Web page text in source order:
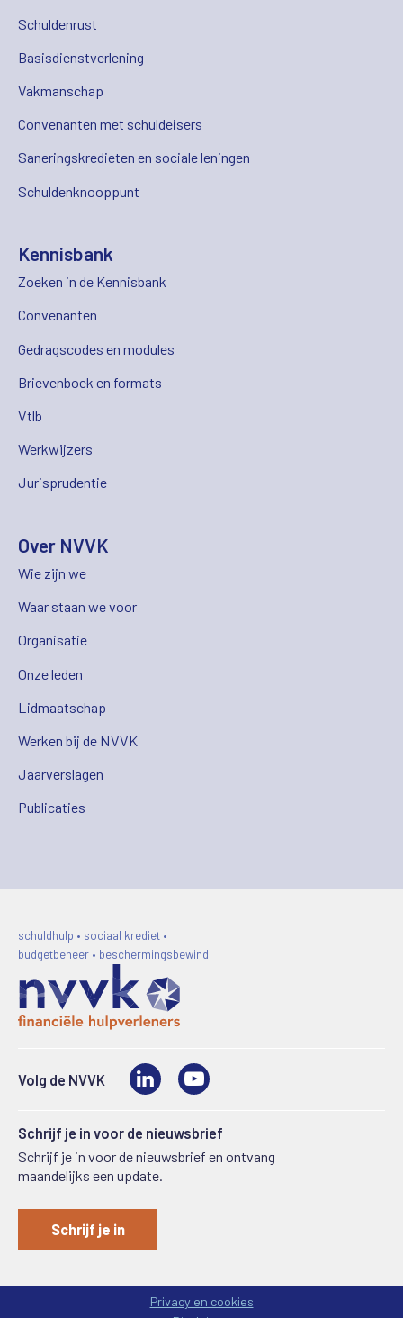
Schuldenrust
Basisdienstverlening
Vakmanschap
Convenanten met schuldeisers
Saneringskredieten en sociale leningen
Schuldenknooppunt
Kennisbank
Zoeken in de Kennisbank
Convenanten
Gedragscodes en modules
Brievenboek en formats
Vtlb
Werkwijzers
Jurisprudentie
Over NVVK
Wie zijn we
Waar staan we voor
Organisatie
Onze leden
Lidmaatschap
Werken bij de NVVK
Jaarverslagen
Publicaties
schuldhulp • sociaal krediet •
budgetbeheer • beschermingsbewind
Volg de NVVK LinkedIn
Schrijf je in voor de nieuwsbrief
Schrijf je in voor de nieuwsbrief en ontvang
maandelijks een update.
Schrijf je in
Privacy en cookies